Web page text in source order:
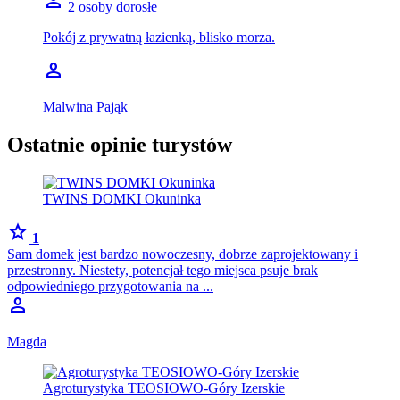
2 osoby dorosłe
Pokój z prywatną łazienką, blisko morza.
person
Malwina Pająk
Ostatnie opinie turystów
TWINS DOMKI Okuninka
star 1
​Sam domek jest bardzo nowoczesny, dobrze zaprojektowany i
przestronny. Niestety, potencjał tego miejsca psuje brak
odpowiedniego przygotowania na ...
person
Magda
Agroturystyka TEOSIOWO-Góry Izerskie